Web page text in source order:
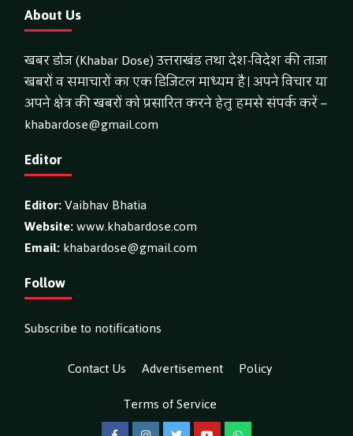
About Us
खबर डोज (Khabar Dose) उत्तराखंड तथा देश-विदेश की ताजा
खबरों व समाचारों का एक डिजिटल माध्यम है। अपने विचार या
अपने क्षेत्र की खबरों को प्रसारित करने हेतु हमसे संपर्क करें –
khabardose@gmail.com
Editor
Editor:Vaibhav Bhatia
Website:www.khabardose.com
Email:khabardose@gmail.com
Follow
Subscribe to notifications
Contact Us
Advertisement
Policy
Terms of Service